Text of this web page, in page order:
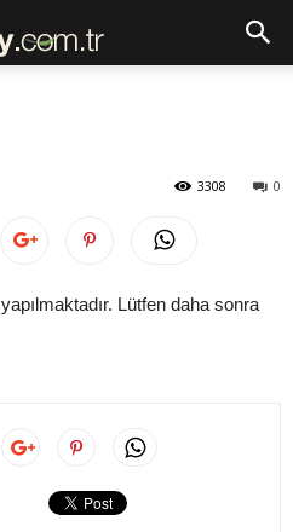
0
3308
Lütfen daha sonra